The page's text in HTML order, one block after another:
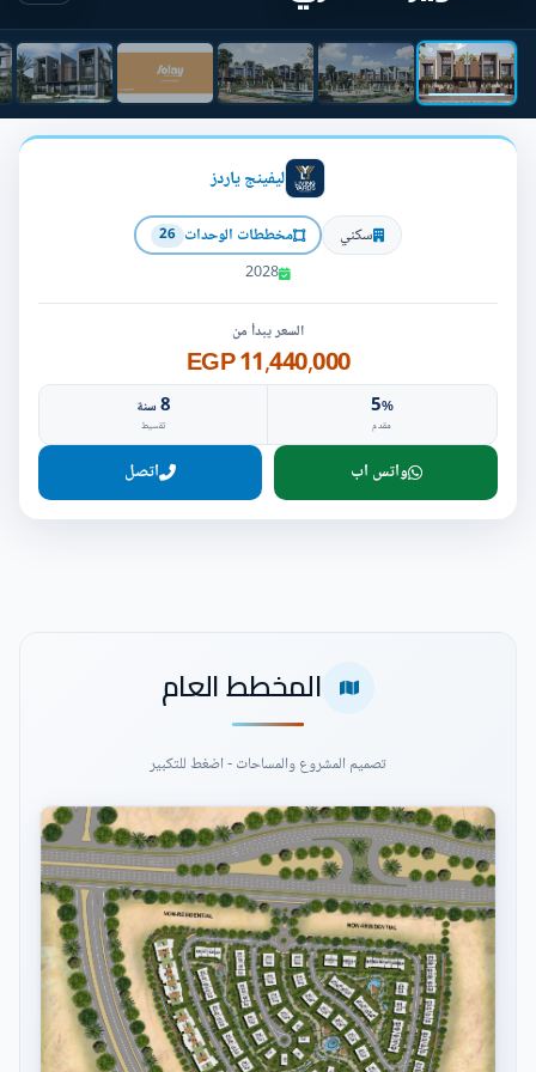
ليفينج ياردز
سكني مخططات الوحدات 26
2028
السعر يبدأ من
11,440,000 EGP
5%
مقدم
8سنة
تقسيط
واتس اب اتصل
المخطط العام
تصميم المشروع والمساحات - اضغط للتكبير